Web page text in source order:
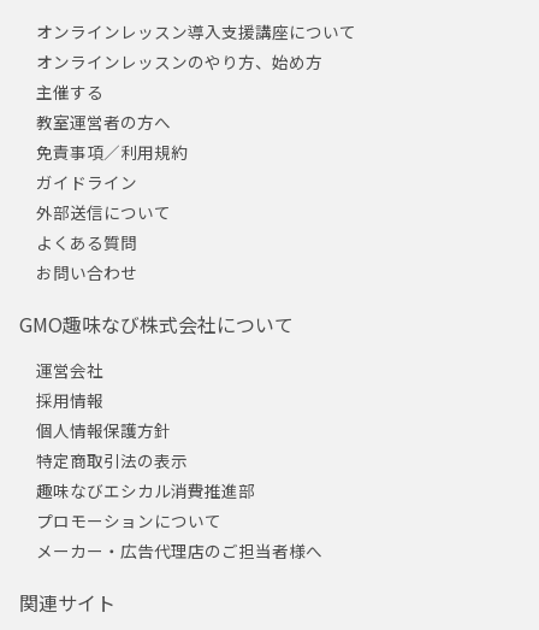
オンラインレッスン導入支援講座について
オンラインレッスンのやり方、始め方
主催する
教室運営者の方へ
免責事項／利用規約
ガイドライン
外部送信について
よくある質問
お問い合わせ
GMO趣味なび株式会社について
運営会社
採用情報
個人情報保護方針
特定商取引法の表示
趣味なびエシカル消費推進部
プロモーションについて
メーカー・広告代理店のご担当者様へ
関連サイト